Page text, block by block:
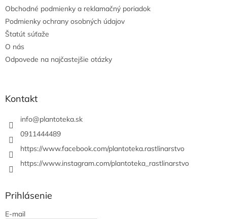
Obchodné podmienky a reklamačný poriadok
Podmienky ochrany osobných údajov
Štatút súťaže
O nás
Odpovede na najčastejšie otázky
Kontakt
info@plantoteka.sk
0911444489
https://www.facebook.com/plantoteka.rastlinarstvo
https://www.instagram.com/plantoteka_rastlinarstvo
Prihlásenie
E-mail